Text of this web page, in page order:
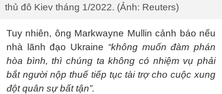
thủ đô Kiev tháng 1/2022. (Ảnh: Reuters)
Tuy nhiên, ông Markwayne Mullin cảnh báo nếu
nhà lãnh đạo Ukraine “không muốn đàm phán
hòa bình, thì chúng ta không có nhiệm vụ phải
bắt người nộp thuế tiếp tục tài trợ cho cuộc xung
đột quân sự bất tận”.